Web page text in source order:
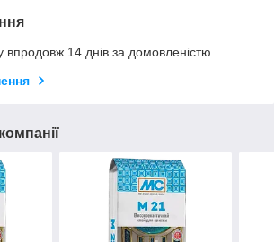
впродовж 14 днів за домовленістю